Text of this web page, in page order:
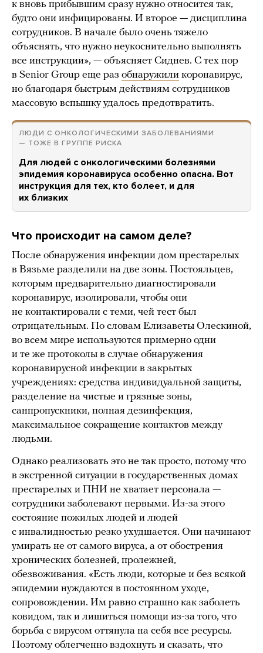
к вновь прибывшим сразу нужно относится так,
будто они инфицированы. И второе — дисциплина
сотрудников. В начале было очень тяжело
объяснять, что нужно неукоснительно выполнять
все инструкции», — объясняет Сиднев. С тех пор
в Senior Group еще раз обнаружили коронавирус,
но благодаря быстрым действиям сотрудников
массовую вспышку удалось предотвратить.
ЛЮДИ С ОНКОЛОГИЧЕСКИМИ ЗАБОЛЕВАНИЯМИ
— ТОЖЕ В ГРУППЕ РИСКА
Для людей с онкологическими болезнями
эпидемия коронавируса особенно опасна. Вот
инструкция для тех, кто болеет, и для
их близких
Что происходит на самом деле?
После обнаружения инфекции дом престарелых
в Вязьме разделили на две зоны. Постояльцев,
которым предварительно диагностировали
коронавирус, изолировали, чтобы они
не контактировали с теми, чей тест был
отрицательным. По словам Елизаветы Олескиной,
во всем мире используются примерно одни
и те же протоколы в случае обнаружения
коронавирусной инфекции в закрытых
учреждениях: средства индивидуальной защиты,
разделение на чистые и грязные зоны,
санпропускники, полная дезинфекция,
максимальное сокращение контактов между
людьми.
Однако реализовать это не так просто, потому что
в экстренной ситуации в государственных домах
престарелых и ПНИ не хватает персонала —
сотрудники заболевают первыми. Из-за этого
состояние пожилых людей и людей
с инвалидностью резко ухудшается. Они начинают
умирать не от самого вируса, а от обострения
хронических болезней, пролежней,
обезвоживания. «Есть люди, которые и без всякой
эпидемии нуждаются в постоянном уходе,
сопровождении. Им равно страшно как заболеть
ковидом, так и лишиться помощи из-за того, что
борьба с вирусом оттянула на себя все ресурсы.
Поэтому облегченно вздохнуть и сказать, что